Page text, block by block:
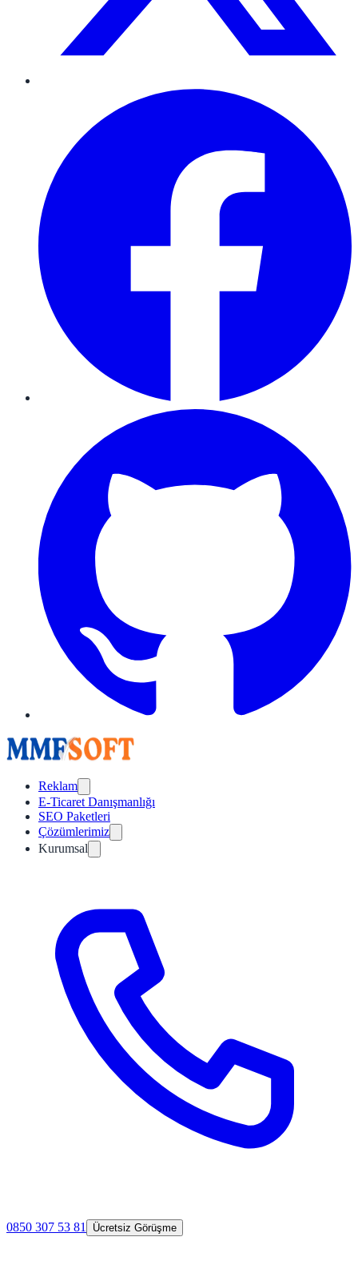
Reklam
E-Ticaret Danışmanlığı
SEO Paketleri
Çözümlerimiz
Kurumsal
0850 307 53 81 Ücretsiz Görüşme